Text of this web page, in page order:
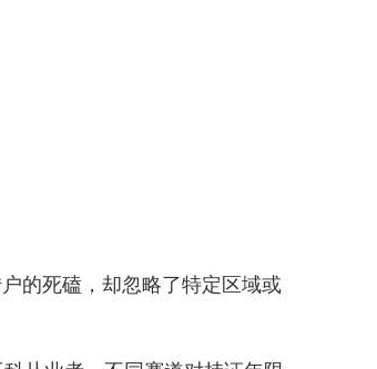
的死磕，却忽略了特定区域或